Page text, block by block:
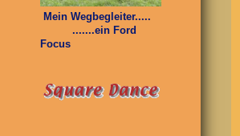
Mein Wegbegleiter.....
.......ein Ford
Focus